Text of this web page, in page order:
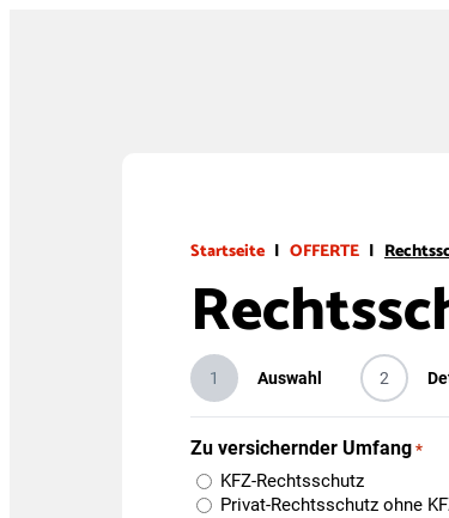
Startseite | OFFERTE |
1 Auswahl 2
Zu versichernder Umfang *
KFZ-Rechtsschutz
Privat-Rechtsschutz ohne